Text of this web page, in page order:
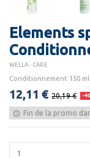
Elements
WELLA - CARE
Conditionnement 150 ml
12,11 € 20,19 € -
Fin de la promo